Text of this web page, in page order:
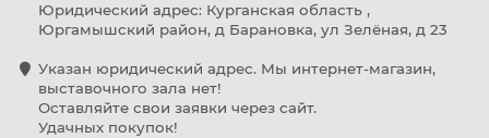
Юридический адрес: Курганская область ,
Юргамышский район, д Барановка, ул Зелёная, д 23
Указан юридический адрес. Мы интернет-магазин,
выставочного зала нет!
Оставляйте свои заявки через сайт.
Удачных покупок!